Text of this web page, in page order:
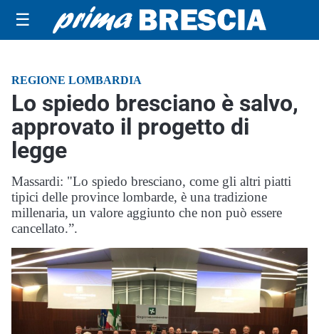
☰
REGIONE LOMBARDIA
Lo spiedo bresciano è salvo,
approvato il progetto di
legge
Massardi: "Lo spiedo bresciano, come gli altri piatti
tipici delle province lombarde, è una tradizione
millenaria, un valore aggiunto che non può essere
cancellato.”.